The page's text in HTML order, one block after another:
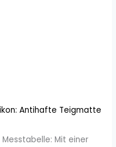
Antihafte Teigmatte
Mit einer